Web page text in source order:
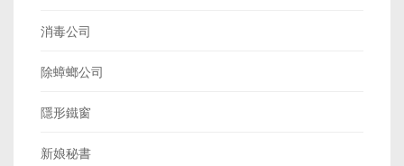
消毒公司
除蟑螂公司
隱形鐵窗
新娘秘書